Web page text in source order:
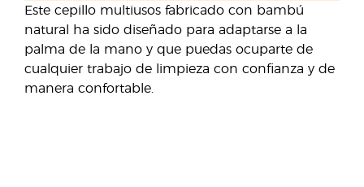
Este cepillo multiusos fabricado con bambú
natural ha sido diseñado para adaptarse a la
palma de la mano y que puedas ocuparte de
cualquier trabajo de limpieza con confianza y de
manera confortable.